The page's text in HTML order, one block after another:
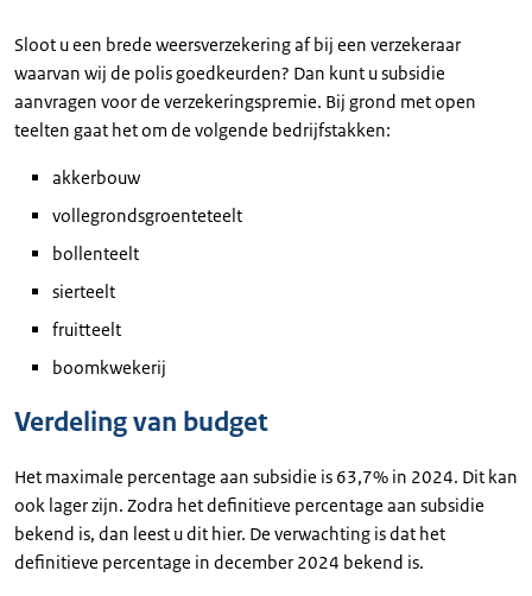
Sloot u een brede weersverzekering af bij een verzekeraar
waarvan wij de polis goedkeurden? Dan kunt u subsidie
aanvragen voor de verzekeringspremie. Bij grond met open
teelten gaat het om de volgende bedrijfstakken:
akkerbouw
vollegrondsgroenteteelt
bollenteelt
sierteelt
fruitteelt
boomkwekerij
Verdeling van budget
Het maximale percentage aan subsidie is 63,7% in 2024. Dit kan
ook lager zijn. Zodra het definitieve percentage aan subsidie
bekend is, dan leest u dit hier. De verwachting is dat het
definitieve percentage in december 2024 bekend is.